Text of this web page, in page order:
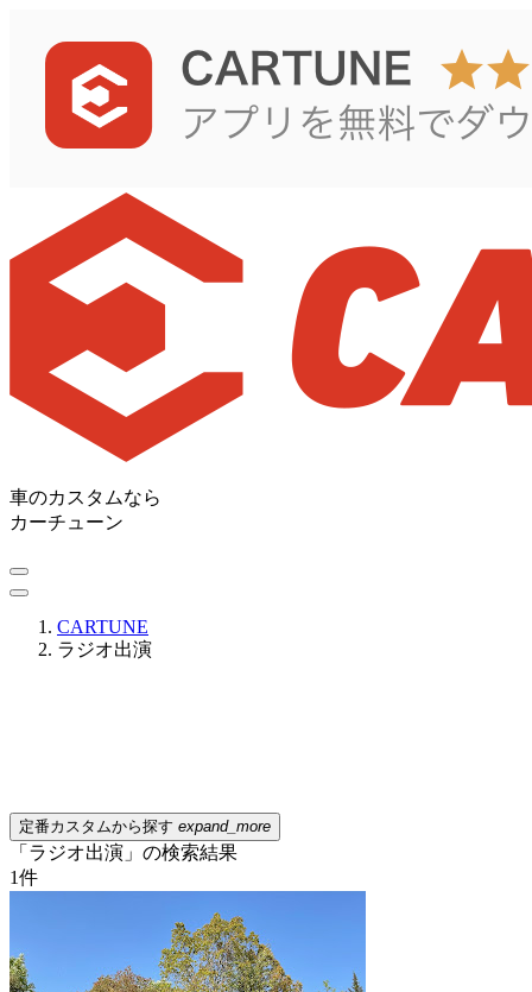
車のカスタムなら
カーチューン
CARTUNE
ラジオ出演
定番カスタムから探す expand_more
「ラジオ出演」の検索結果
1件